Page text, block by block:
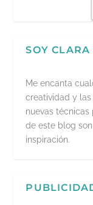
SOY CLARA
Me encanta
creatividad y
nuevas técnicas
de este blog
inspiración.